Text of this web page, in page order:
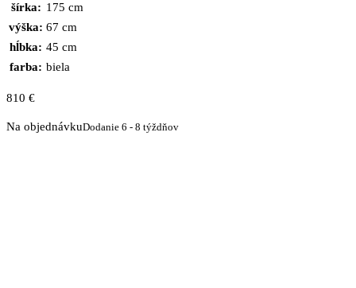
šírka: 175 cm
výška: 67 cm
hĺbka: 45 cm
farba: biela
810 €
Na objednávkuDodanie 6 - 8 týždňov